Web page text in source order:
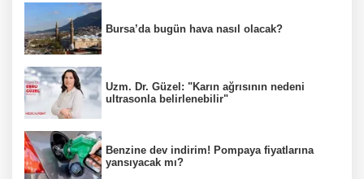
Bursa’da bugün hava nasıl olacak?
Uzm. Dr. Güzel: "Karın ağrısının nedeni
ultrasonla belirlenebilir"
Benzine dev indirim! Pompaya fiyatlarına
yansıyacak mı?